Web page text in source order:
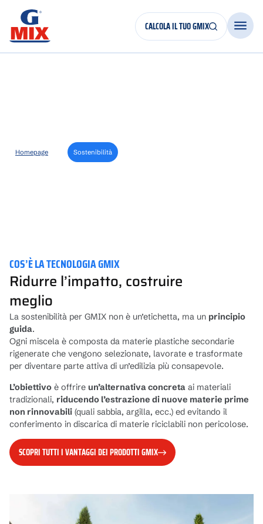
CALCOLA IL TUO GMIX
Sostenibilità
Homepage Sostenibilità
COS’È LA TECNOLOGIA GMIX
Ridurre l’impatto, costruire
meglio
La sostenibilità per GMIX non è un’etichetta, ma un principio
guida.
Ogni miscela è composta da materie plastiche secondarie
rigenerate che vengono selezionate, lavorate e trasformate
per diventare parte attiva di un’edilizia più consapevole.
L’obiettivo è offrire un’alternativa concreta ai materiali
tradizionali, riducendo l’estrazione di nuove materie prime
non rinnovabili (quali sabbia, argilla, ecc.) ed evitando il
conferimento in discarica di materie riciclabili non pericolose.
SCOPRI TUTTI I VANTAGGI DEI PRODOTTI GMIX